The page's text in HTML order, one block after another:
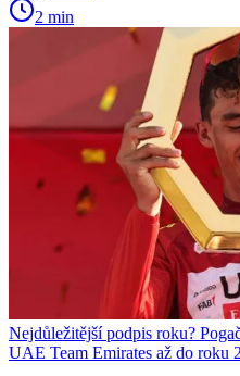
2 min
Nejdůležitější podpis roku?
UAE Team Emirates až do roku